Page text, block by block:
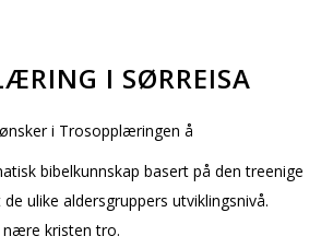
I SØRREISA
i Trosopplæringen å
bibelkunnskap basert på den treenige
ulike aldersgruppers utviklingsnivå.
nære kristen tro.